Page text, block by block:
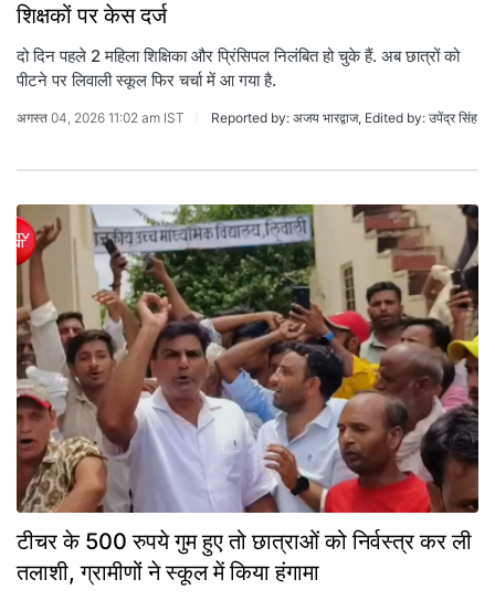
शिक्षकों पर केस दर्ज
दो दिन पहले 2 मह‍िला श‍िक्षिका और प्रिंस‍िपल न‍िलंब‍ित हो चुके हैं. अब छात्रों को
पीटने पर ल‍िवाली स्‍कूल फिर चर्चा में आ गया है.
अगस्त 04, 2026 11:02 am IST Reported by: अजय भारद्वाज, Edited by: उपेंद्र सिंह
टीचर के 500 रुपये गुम हुए तो छात्राओं को निर्वस्त्र कर ली
तलाशी, ग्रामीणों ने स्कूल में किया हंगामा